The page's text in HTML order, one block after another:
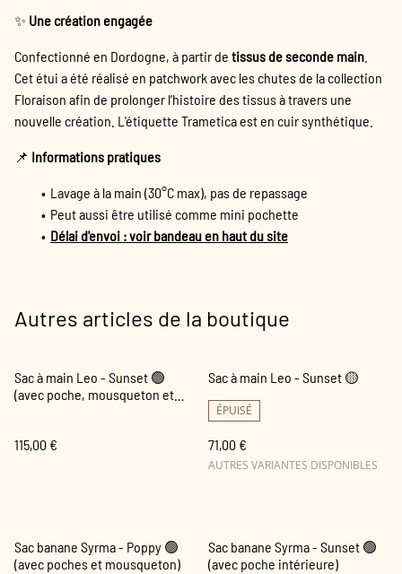
✨ Une création engagée
Confectionné en Dordogne, à partir de tissus de seconde main
Cet étui a été réalisé en patchwork avec les chutes de la collection
Floraison afin de prolonger l’histoire des tissus à travers une
nouvelle création. L'étiquette Trametica est en cuir synthétique.
📌 Informations pratiques
Lavage à la main (30°C max), pas de repassage
Peut aussi être utilisé comme mini pochette
Délai d'envoi : voir bandeau en haut du site
Autres articles de la boutique
Sac à main Leo - Sunset 🟢
(avec poche, mousqueton et
115,00 €
Sac à main Leo - Sunset 🟡
ÉPUISÉ
71,00 €
AUTRES VARIANTES DISPONIBLES
Sac banane Syrma - Poppy 🟢
(avec poches et mousqueton)
Sac banane Syrma - Sunset 🟢
(avec poche intérieure)